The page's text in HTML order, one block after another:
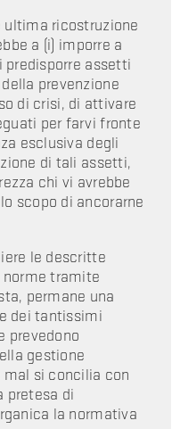
ultima ricostruzione
a (i) imporre a
assetti
prevenzione
di crisi, di attivare
per farvi fronte
esclusiva degli
di tali assetti,
chi vi avrebbe
scopo di ancorarne
le descritte
tramite
permane una
dei tantissimi
prevedono
gestione
mal si concilia con
pretesa di
la normativa